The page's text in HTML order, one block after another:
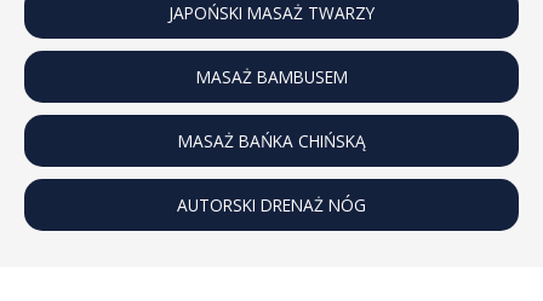
JAPOŃSKI MASAŻ TWARZY
MASAŻ BAMBUSEM
MASAŻ BAŃKA CHIŃSKĄ
AUTORSKI DRENAŻ NÓG